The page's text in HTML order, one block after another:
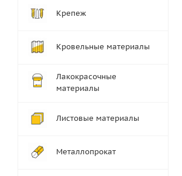
Крепеж
Кровельные материалы
Лакокрасочные
материалы
Листовые материалы
Металлопрокат